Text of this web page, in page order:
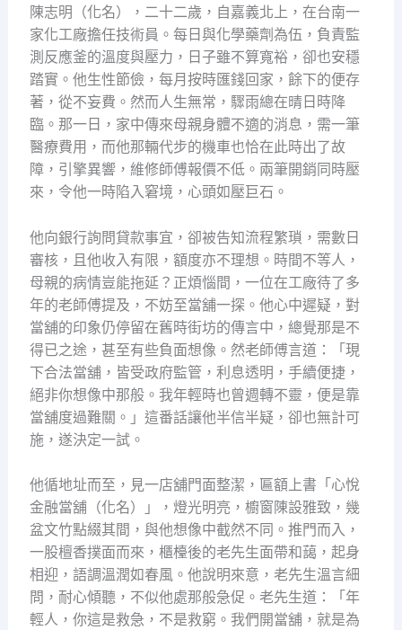
陳志明（化名），二十二歲，自嘉義北上，在台南一
家化工廠擔任技術員。每日與化學藥劑為伍，負責監
測反應釜的溫度與壓力，日子雖不算寬裕，卻也安穩
踏實。他生性節儉，每月按時匯錢回家，餘下的便存
著，從不妄費。然而人生無常，驟雨總在晴日時降
臨。那一日，家中傳來母親身體不適的消息，需一筆
醫療費用，而他那輛代步的機車也恰在此時出了故
障，引擎異響，維修師傅報價不低。兩筆開銷同時壓
來，令他一時陷入窘境，心頭如壓巨石。
他向銀行詢問貸款事宜，卻被告知流程繁瑣，需數日
審核，且他收入有限，額度亦不理想。時間不等人，
母親的病情豈能拖延？正煩惱間，一位在工廠待了多
年的老師傅提及，不妨至當舖一探。他心中遲疑，對
當舖的印象仍停留在舊時街坊的傳言中，總覺那是不
得已之途，甚至有些負面想像。然老師傅言道：「現
下合法當舖，皆受政府監管，利息透明，手續便捷，
絕非你想像中那般。我年輕時也曾週轉不靈，便是靠
當舖度過難關。」這番話讓他半信半疑，卻也無計可
施，遂決定一試。
他循地址而至，見一店舖門面整潔，匾額上書「心悅
金融當舖（化名）」，燈光明亮，櫥窗陳設雅致，幾
盆文竹點綴其間，與他想像中截然不同。推門而入，
一股檀香撲面而來，櫃檯後的老先生面帶和藹，起身
相迎，語調溫潤如春風。他說明來意，老先生溫言細
問，耐心傾聽，不似他處那般急促。老先生道：「年
輕人，你這是救急，不是救窮。我們開當舖，就是為